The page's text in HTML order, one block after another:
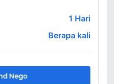
1 Hari
Berapa kali
Nego